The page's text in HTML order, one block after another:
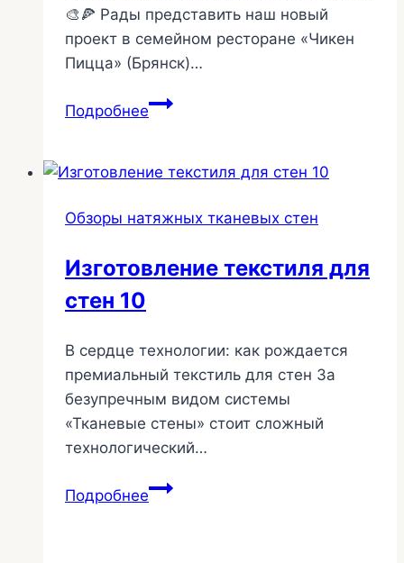
🎨🍕 Рады представить наш новый
проект в семейном ресторане «Чикен
Пицца» (Брянск)…
ПодробнееИгровая
натяжными
58
Обзоры натяжных тканевых стен
Изготовление текстиля для
стен 10
В сердце технологии: как рождается
премиальный текстиль для стен За
безупречным видом системы
«Тканевые стены» стоит сложный
технологический…
ПодробнееИзготовление